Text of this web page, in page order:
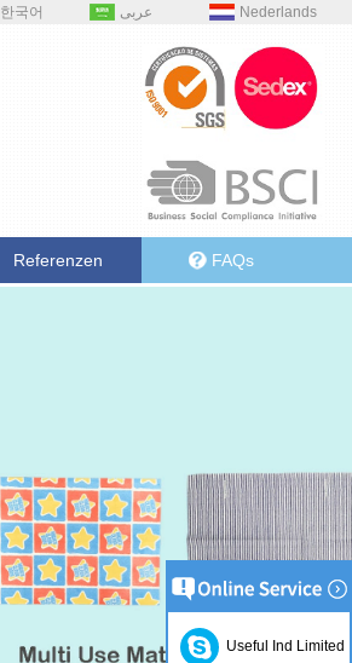
한국어 عربى Nederlands
Referenzen FAQs
Useful Ind Limited